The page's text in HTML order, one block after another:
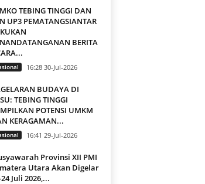
TEBING TINGGI DAN
UP3 PEMATANGSIANTAR
BERITA
16:28 30-Jul-2026
BUDAYA DI
TEBING TINGGI
POTENSI UMKM
KERAGAMAN...
16:41 29-Jul-2026
Provinsi XII PMI
Utara Akan Digelar
Juli 2026,...